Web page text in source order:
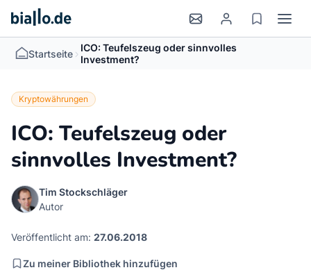
Startseite > ICO: Teufelszeug oder sinnvolles
Investment?
Kryptowährungen
ICO: Teufelszeug oder
sinnvolles Investment?
Tim Stockschläger
Autor
Veröffentlicht am: 27.06.2018
Zu meiner Bibliothek hinzufügen